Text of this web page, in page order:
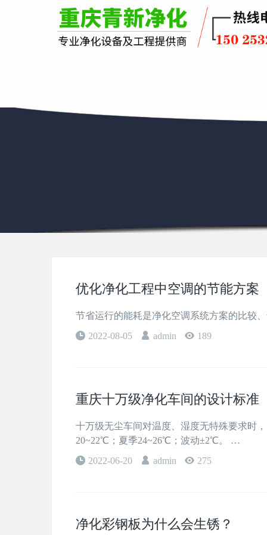
优化净化工程中空调的节能方案
节省运行的能耗是净化空调系统方案的比较
2022-08-05
admin 189
重庆十万级净化车间的设计标准
十万级无尘车间对温度、湿度无特殊要求时
20~22℃；夏季24~26℃；波动±2℃。 …
2022-06-20
admin 275
净化彩钢板为什么会生锈？